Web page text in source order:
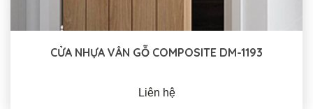
CỬA NHỰA VÂN GỖ COMPOSITE DM-1193
Liên hệ